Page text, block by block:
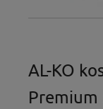
AL-KO
Premium